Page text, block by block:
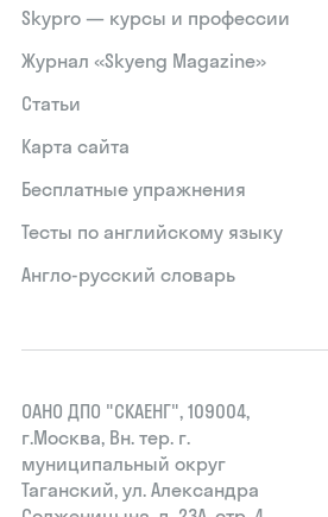
Skypro — курсы и профессии
Журнал «Skyeng Magazine»
Статьи
Карта сайта
Бесплатные упражнения
Тесты по английскому языку
Англо-русский словарь
ОАНО ДПО "СКАЕНГ", 109004,
г.Москва, Вн. тер. г.
муниципальный округ
Таганский, ул. Александра